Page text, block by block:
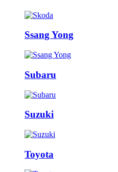
Ssang Yong
Subaru
Suzuki
Toyota